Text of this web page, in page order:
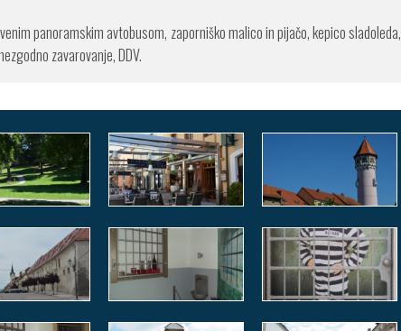
panoramskim avtobusom, zaporniško malico in pijačo, kepico sladoleda,
zavarovanje, DDV.